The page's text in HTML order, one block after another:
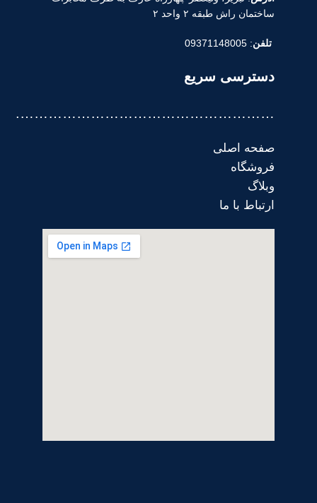
ساختمان راش طبقه ۲ واحد ۲
تلفن: 09371148005
دسترسی سریع
……………………………………………….
صفحه اصلی
فروشگاه
وبلاگ
ارتباط با ما